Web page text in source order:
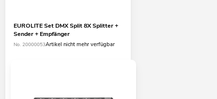
EUROLITE Set DMX Split 8X Splitter +
Sender + Empfänger
No. 20000053Artikel nicht mehr verfügbar